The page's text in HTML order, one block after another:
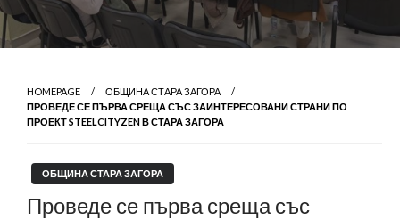
HOMEPAGE
ОБЩИНА СТАРА ЗАГОРА
ПРОВЕДЕ СЕ ПЪРВА СРЕЩА СЪС ЗАИНТЕРЕСОВАНИ СТРАНИ ПО
ПРОЕКТ STEELCITYZEN В СТАРА ЗАГОРА
ОБЩИНА СТАРА ЗАГОРА
Проведе се първа среща със